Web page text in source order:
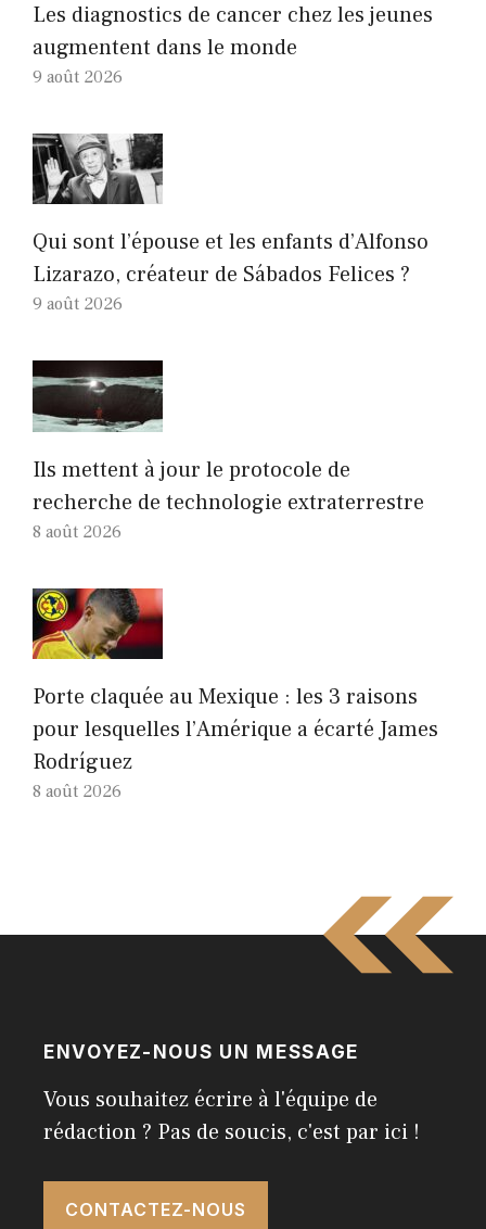
Les diagnostics de cancer chez les jeunes
augmentent dans le monde
9 août 2026
Qui sont l’épouse et les enfants d’Alfonso
Lizarazo, créateur de Sábados Felices ?
9 août 2026
Ils mettent à jour le protocole de
recherche de technologie extraterrestre
8 août 2026
Porte claquée au Mexique : les 3 raisons
pour lesquelles l’Amérique a écarté James
Rodríguez
8 août 2026
ENVOYEZ-NOUS UN MESSAGE
Vous souhaitez écrire à l'équipe de
rédaction ? Pas de soucis, c'est par ici !
CONTACTEZ-NOUS